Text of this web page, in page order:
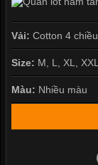
Vải: Cotton 4 chiều
Size: M, L, XL, XXL
Màu: Nhiều màu